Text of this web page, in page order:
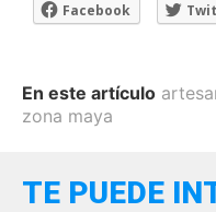
Facebook
En este artículo
zona maya
TE PUEDE